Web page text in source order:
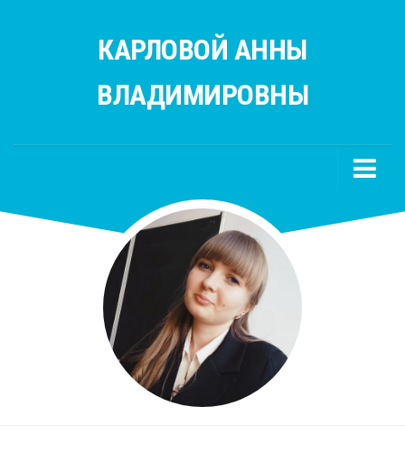
КАРЛОВОЙ АННЫ
ВЛАДИМИРОВНЫ
Русский язык
Литература
Полезные ссылки